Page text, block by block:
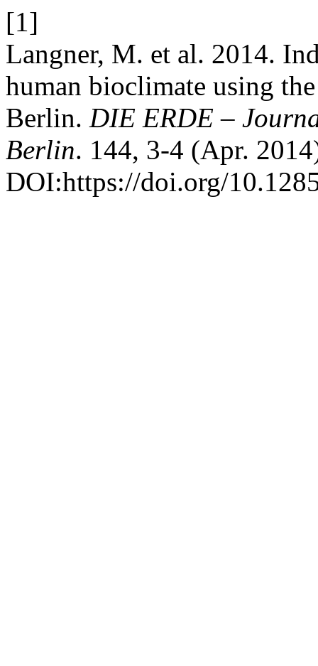
[1]
Langner, M. et al. 2014.
human bioclimate using
Berlin. DIE ERDE –
Berlin. 144, 3-4 (Apr.
DOI:https://doi.org/